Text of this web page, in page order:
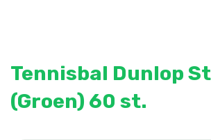
Tennisbal Dunlop
(Groen) 60 st.